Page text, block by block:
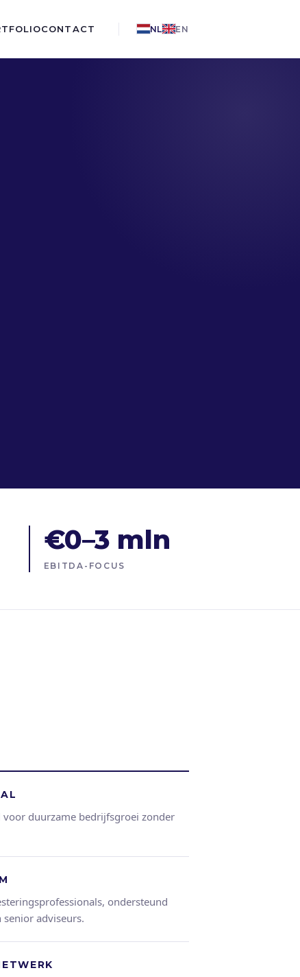
CONTACT NL EN
€0–3 mln
EBITDA-FOCUS
voor duurzame bedrijfsgroei zonder
ondersteund
senior adviseurs.